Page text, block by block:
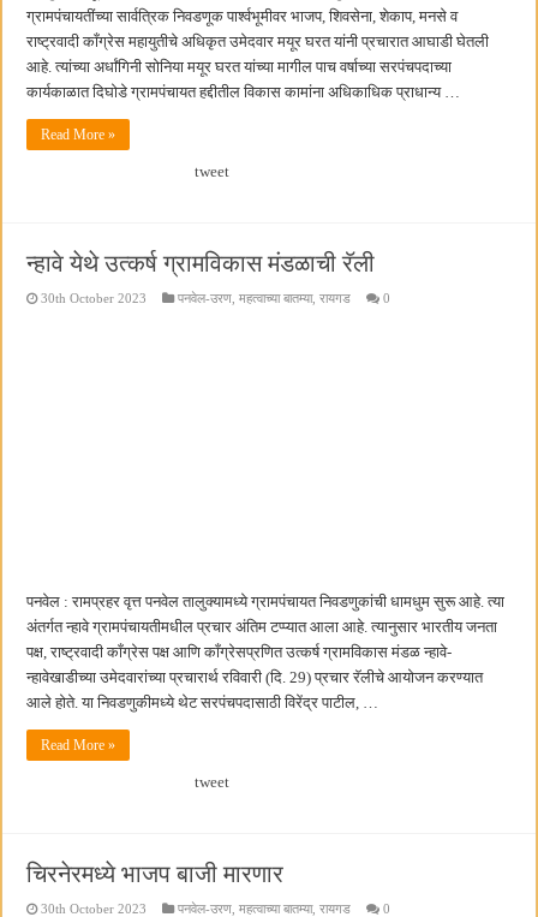
ग्रामपंचायतींच्या सार्वत्रिक निवडणूक पार्श्वभूमीवर भाजप, शिवसेना, शेकाप, मनसे व
राष्ट्रवादी काँग्रेस महायुतीचे अधिकृत उमेदवार मयूर घरत यांनी प्रचारात आघाडी घेतली
आहे. त्यांच्या अर्धांगिनी सोनिया मयूर घरत यांच्या मागील पाच वर्षाच्या सरपंचपदाच्या
कार्यकाळात दिघोडे ग्रामपंचायत हद्दीतील विकास कामांना अधिकाधिक प्राधान्य …
Read More »
tweet
न्हावे येथे उत्कर्ष ग्रामविकास मंडळाची रॅली
30th October 2023 पनवेल-उरण ,महत्वाच्या बातम्या,रायगड 0
पनवेल : रामप्रहर वृत्त पनवेल तालुक्यामध्ये ग्रामपंचायत निवडणुकांची धामधुम सुरू आहे. त्या
अंतर्गत न्हावे ग्रामपंचायतीमधील प्रचार अंतिम टप्प्यात आला आहे. त्यानुसार भारतीय जनता
पक्ष, राष्ट्रवादी काँग्रेस पक्ष आणि काँग्रेसप्रणित उत्कर्ष ग्रामविकास मंडळ न्हावे-
न्हावेखाडीच्या उमेदवारांच्या प्रचारार्थ रविवारी (दि. 29) प्रचार रॅलीचे आयोजन करण्यात
आले होते. या निवडणुकीमध्ये थेट सरपंचपदासाठी विरेंद्र पाटील, …
Read More »
tweet
चिरनेरमध्ये भाजप बाजी मारणार
30th October 2023 पनवेल-उरण ,महत्वाच्या बातम्या,रायगड 0